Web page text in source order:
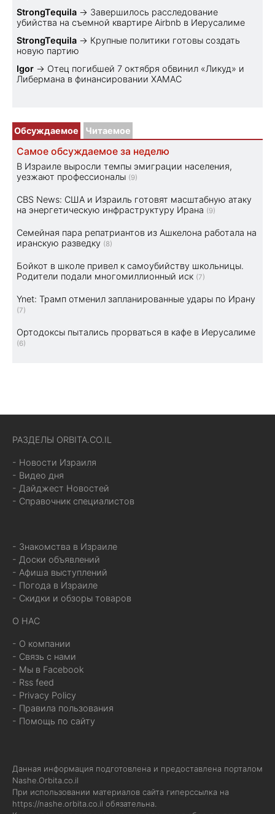
StrongTequila → Завершилось расследование
убийства на съемной квартире Airbnb в Иерусалиме
StrongTequila → Крупные политики готовы создать
новую партию
Igor → Отец погибшей 7 октября обвинил «Ликуд» и
Либермана в финансировании ХАМАС
Обсуждаемое Читаемое
Самое обсуждаемое за неделю
В Израиле выросли темпы эмиграции населения,
уезжают профессионалы (9)
CBS News: США и Израиль готовят масштабную атаку
на энергетическую инфраструктуру Ирана (9)
Семейная пара репатриантов из Ашкелона работала на
иранскую разведку (8)
Бойкот в школе привел к самоубийству школьницы.
Родители подали многомиллионный иск (7)
Ynet: Трамп отменил запланированные удары по Ирану
(7)
Ортодоксы пытались прорваться в кафе в Иерусалиме
(6)
РАЗДЕЛЫ ORBITA.CO.IL
- Новости Израиля
- Видео дня
- Дайджест Новостей
- Справочник специалистов
- Знакомства в Израиле
- Доски объявлений
- Афиша выступлений
- Погода в Израиле
- Скидки и обзоры товаров
О НАС
- О компании
- Связь с нами
- Мы в Facebook
- Rss feed
- Privacy Policy
- Правила пользования
- Помощь по сайту
Данная информация подготовлена и предоставлена порталом
Nashe.Orbita.co.il
При использовании материалов сайта гиперссылка на
https://nashe.orbita.co.il обязательна.